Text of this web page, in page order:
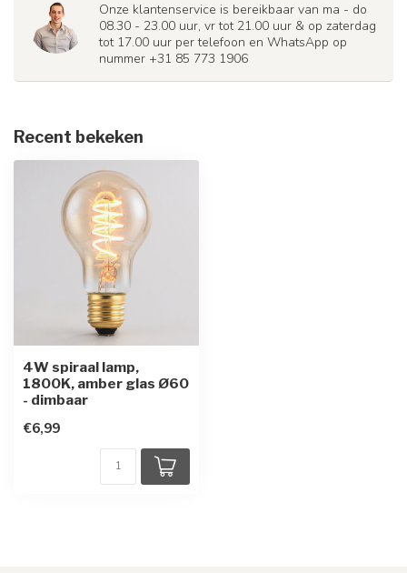
Onze klantenservice is bereikbaar van ma - do
08.30 - 23.00 uur, vr tot 21.00 uur & op zaterdag
tot 17.00 uur per telefoon en WhatsApp op
nummer +31 85 773 1906
Recent bekeken
4W spiraal lamp,
1800K, amber glas Ø60
- dimbaar
€6,99